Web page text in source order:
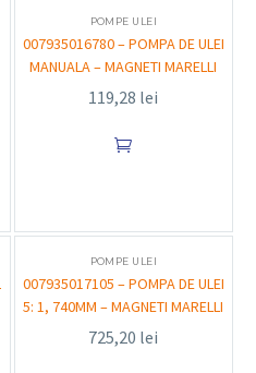
POMPE ULEI
007935016780 – POMPA DE ULEI
MANUALA – MAGNETI MARELLI
119,28 lei

POMPE ULEI
007935017105 – POMPA DE ULEI
5: 1, 740MM – MAGNETI MARELLI
725,20 lei